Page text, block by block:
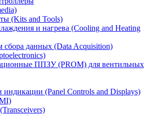
(Kits and Tools)
и нагрева (Cooling and Heating
сбора данных (Data Acquisition)
ППЗУ (PROM) для вентильных
(Panel Controls and Displays)